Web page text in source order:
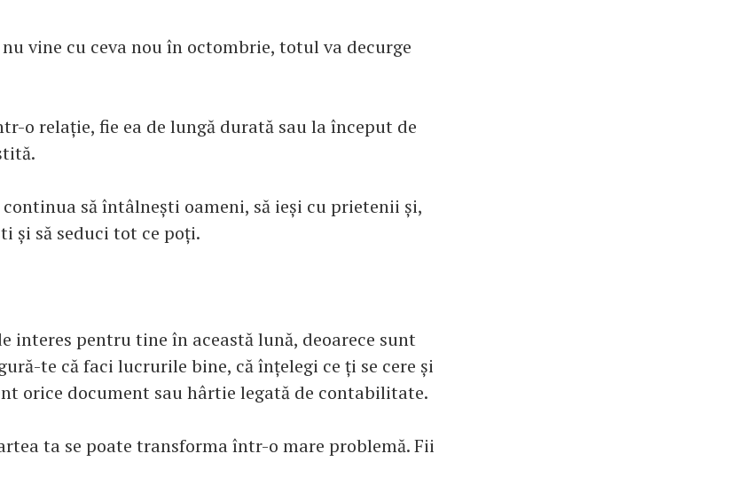
vine cu ceva nou în octombrie, totul va decurge
o relație, fie ea de lungă durată sau la început de
să întâlnești oameni, să ieși cu prietenii și,
și să seduci tot ce poți.
interes pentru tine în această lună, deoarece sunt
te că faci lucrurile bine, că înțelegi ce ți se cere și
orice document sau hârtie legată de contabilitate.
ta se poate transforma într-o mare problemă. Fii